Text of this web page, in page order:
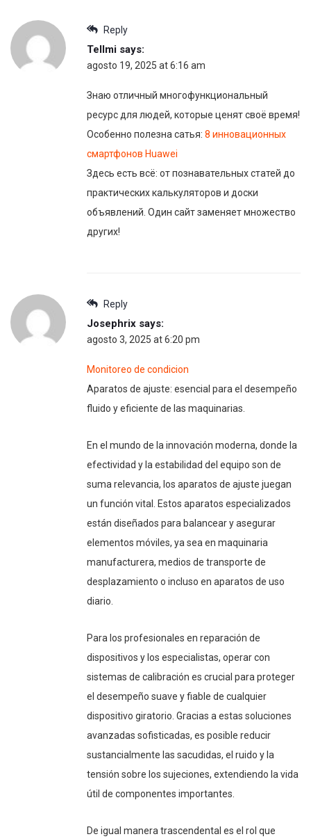
Reply
Tellmi says:
agosto 19, 2025 at 6:16 am
Знаю отличный многофункциональный
ресурс для людей, которые ценят своё время!
Особенно полезна сатья: 8 инновационных
смартфонов Huawei
Здесь есть всё: от познавательных статей до
практических калькуляторов и доски
объявлений. Один сайт заменяет множество
других!
Reply
Josephrix says:
agosto 3, 2025 at 6:20 pm
Monitoreo de condicion
Aparatos de ajuste: esencial para el desempeño
fluido y eficiente de las maquinarias.
En el mundo de la innovación moderna, donde la
efectividad y la estabilidad del equipo son de
suma relevancia, los aparatos de ajuste juegan
un función vital. Estos aparatos especializados
están diseñados para balancear y asegurar
elementos móviles, ya sea en maquinaria
manufacturera, medios de transporte de
desplazamiento o incluso en aparatos de uso
diario.
Para los profesionales en reparación de
dispositivos y los especialistas, operar con
sistemas de calibración es crucial para proteger
el desempeño suave y fiable de cualquier
dispositivo giratorio. Gracias a estas soluciones
avanzadas sofisticadas, es posible reducir
sustancialmente las sacudidas, el ruido y la
tensión sobre los sujeciones, extendiendo la vida
útil de componentes importantes.
De igual manera trascendental es el rol que